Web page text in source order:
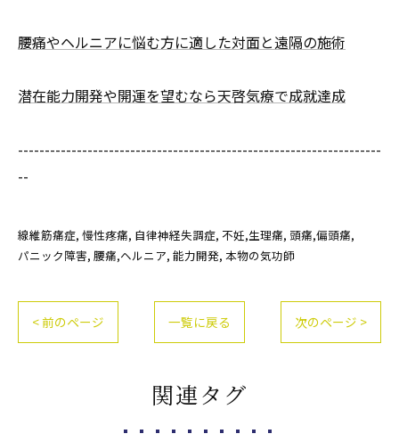
腰痛やヘルニアに悩む方に適した対面と遠隔の施術
潜在能力開発や開運を望むなら天啓気療で成就達成
--------------------------------------------------------------------
--
線維筋痛症 慢性疼痛 自律神経失調症 不妊,生理痛 頭痛,偏頭痛
パニック障害 腰痛,ヘルニア 能力開発 本物の気功師
< 前のページ 一覧に戻る 次のページ >
関連タグ